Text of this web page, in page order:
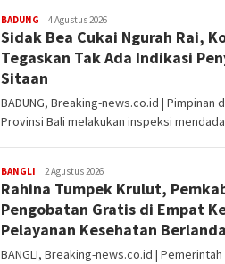
BADUNG admin
4 Agustus 2026
Sidak Bea Cukai Ngurah Rai,
Tegaskan Tak Ada Indikasi
Sitaan
BADUNG, Breaking-news.co.id | Pimpinan
Provinsi Bali melakukan inspeksi
BANGLI Redaksi
2 Agustus 2026
Rahina Tumpek Krulut,
Pengobatan Gratis di Empat
Pelayanan Kesehatan
BANGLI, Breaking-news.co.id |